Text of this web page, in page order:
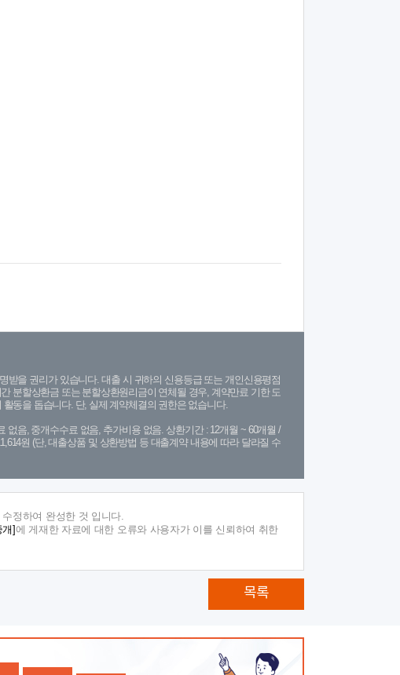
을 권리가 있습니다. 대출 시 귀하의 신용등급 또는 개인신용평점
분할상환금 또는 분할상환원리금이 연체될 경우, 계약만료 기한 도
동을 돕습니다. 단, 실제 계약체결의 권한은 없습니다.
없음, 중개수수료 없음, 추가비용 없음. 상환기간 : 12개월 ~ 60개월 /
원 (단, 대출상품 및 상환방법 등 대출계약 내용에 따라 달라질 수
정하여 완성한 것 입니다.
] 에 게재한 자료에 대한 오류와 사용자가 이를 신뢰하여 취한
목록